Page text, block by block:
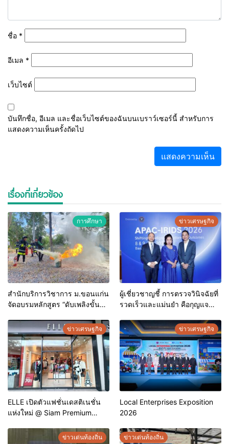
ชื่อ *
อีเมล *
เว็บไซต์
บันทึกชื่อ, อีเมล และชื่อเว็บไซต์ของฉันบนเบราว์เซอร์นี้ สำหรับการ
แสดงความเห็นครั้งถัดไป
เรื่องที่เกี่ยวข้อง
การศึกษา
สำนักบริการวิชาการ ม.ขอนแก่น
จัดอบรมหลักสูตร “ดับเพลิงขั้น
ท้องถิ่นรับมืออัคคีภัยตาม
มาตรฐานสากล
ข่าวเศรษฐกิจ
ผู้เชี่ยวชาญชี้ การตรวจวินิจฉัยที่
รวดเร็วและแม่นยำ คือกุญแจ
ประเทศไทย
ข่าวเศรษฐกิจ
ELLE เปิดตัวแฟชั่นเดสติเนชั่น
แห่งใหม่ @ Siam Premium
ดีลพิเศษลดสูงสุด 70%
ข่าวเศรษฐกิจ
Local Enterprises Exposition
2026
ข่าวเด่นท้องถิ่น
ข่าวเด่นท้องถิ่น